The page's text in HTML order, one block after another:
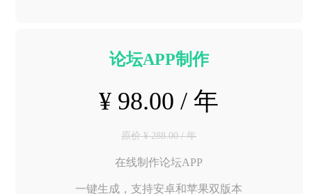
论坛APP制作
¥ 98.00 / 年
原价 ¥ 288.00 / 年
在线制作论坛APP
一键生成，支持安卓和苹果双版本